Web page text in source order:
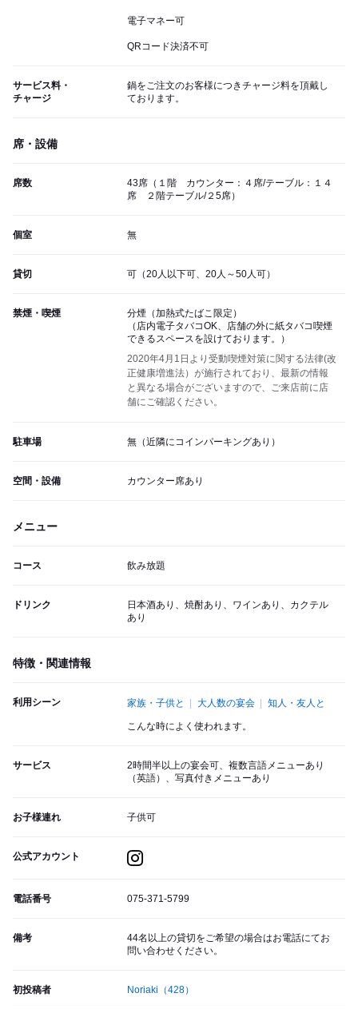
電子マネー可
QRコード決済不可
サービス料・
チャージ
鍋をご注文のお客様につきチャージ料を頂戴し
ております。
席・設備
席数
43席（１階 カウンター：４席/テーブル：１４
席 ２階テーブル/２5席）
個室 無
貸切 可（20人以下可、20人～50人可）
禁煙・喫煙
分煙（加熱式たばこ限定）
（店内電子タバコOK、店舗の外に紙タバコ喫煙
できるスペースを設けております。）
2020年4月1日より受動喫煙対策に関する法律(改
正健康増進法）が施行されており、最新の情報
と異なる場合がございますので、ご来店前に店
舗にご確認ください。
駐車場 無（近隣にコインパーキングあり）
空間・設備 カウンター席あり
メニュー
コース 飲み放題
ドリンク
日本酒あり、焼酎あり、ワインあり、カクテル
あり
特徴・関連情報
利用シーン 家族・子供と 大人数の宴会 知人・友人と
こんな時によく使われます。
サービス
2時間半以上の宴会可、複数言語メニューあり
（英語）、写真付きメニューあり
お子様連れ 子供可
公式アカウント
電話番号 075-371-5799
備考
44名以上の貸切をご希望の場合はお電話にてお
問い合わせください。
初投稿者 Noriaki （428）